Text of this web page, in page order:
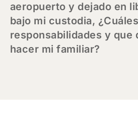
aeropuerto y dejado en
bajo mi custodia,
responsabilidades y que
hacer mi familiar?